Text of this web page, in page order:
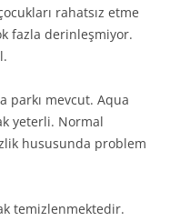
rahatsız etme
fazla derinleşmiyor.
parkı mevcut. Aqua
yeterli. Normal
hususunda problem
temizlenmektedir.